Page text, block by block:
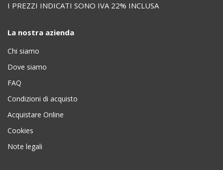
I PREZZI INDICATI SONO IVA 22% INCLUSA
La nostra azienda
Chi siamo
Dove siamo
FAQ
Condizioni di acquisto
Acquistare Online
Cookies
Note legali